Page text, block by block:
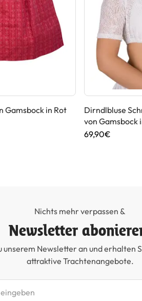
Gamsbock in Rot
Dirndlbluse
von Gamsbock
69,90€
Nichts mehr verpassen &
Newsletter
unserem Newsletter an und erhalten
attraktive Trachtenangebote.